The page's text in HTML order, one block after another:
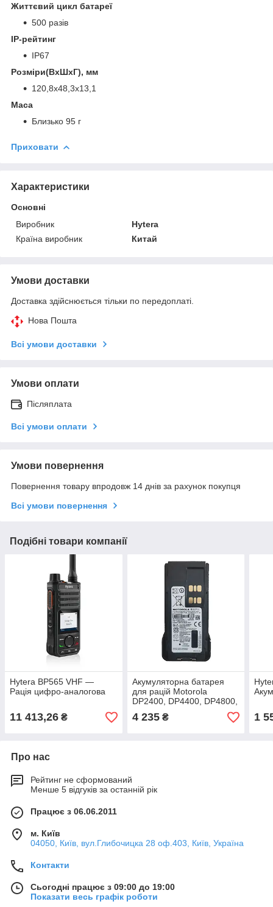
Життєвий цикл батареї
500 разів
IP-рейтинг
IP67
Розміри(ВxШxГ), мм
120,8x48,3x13,1
Маса
Близько 95 г
Приховати
Характеристики
Основні
Виробник
Hytera
Країна виробник
Китай
Умови доставки
Доставка здійснюється тільки по передоплаті.
Нова Пошта
Всі умови доставки
Умови оплати
Післяплата
Всі умови оплати
Умови повернення
Повернення товару впродовж 14 днів за рахунок покупця
Всі умови повернення
Подібні товари компанії
Hytera BP565 VHF —
Рація цифро-аналогова
11 413,26 ₴
Акумуляторна батарея
для рацій Motorola
DP2400, DP4400, DP4800,
ємність 2450 mAh
4 235₴ 1
Про нас
Рейтинг не сформований
Менше 5 відгуків за останній рік
Працює з 06.06.2011
м. Київ
04050, Київ, вул.Глибочицка 28 оф.403, Київ, Україна
Контакти
Сьогодні працює з 09:00 до 19:00
Показати весь графік роботи